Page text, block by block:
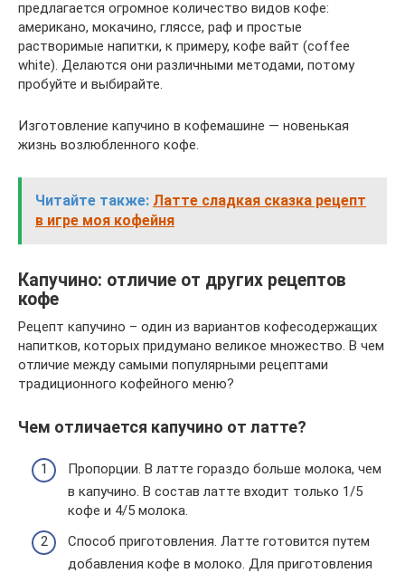
предлагается огромное количество видов кофе:
американо, мокачино, гляссе, раф и простые
растворимые напитки, к примеру, кофе вайт (coffee
white). Делаются они различными методами, потому
пробуйте и выбирайте.
Изготовление капучино в кофемашине — новенькая
жизнь возлюбленного кофе.
Читайте также: Латте сладкая сказка рецепт
в игре моя кофейня
Капучино: отличие от других рецептов
кофе
Рецепт капучино – один из вариантов кофесодержащих
напитков, которых придумано великое множество. В чем
отличие между самыми популярными рецептами
традиционного кофейного меню?
Чем отличается капучино от латте?
Пропорции. В латте гораздо больше молока, чем
в капучино. В состав латте входит только 1/5
кофе и 4/5 молока.
Способ приготовления. Латте готовится путем
добавления кофе в молоко. Для приготовления